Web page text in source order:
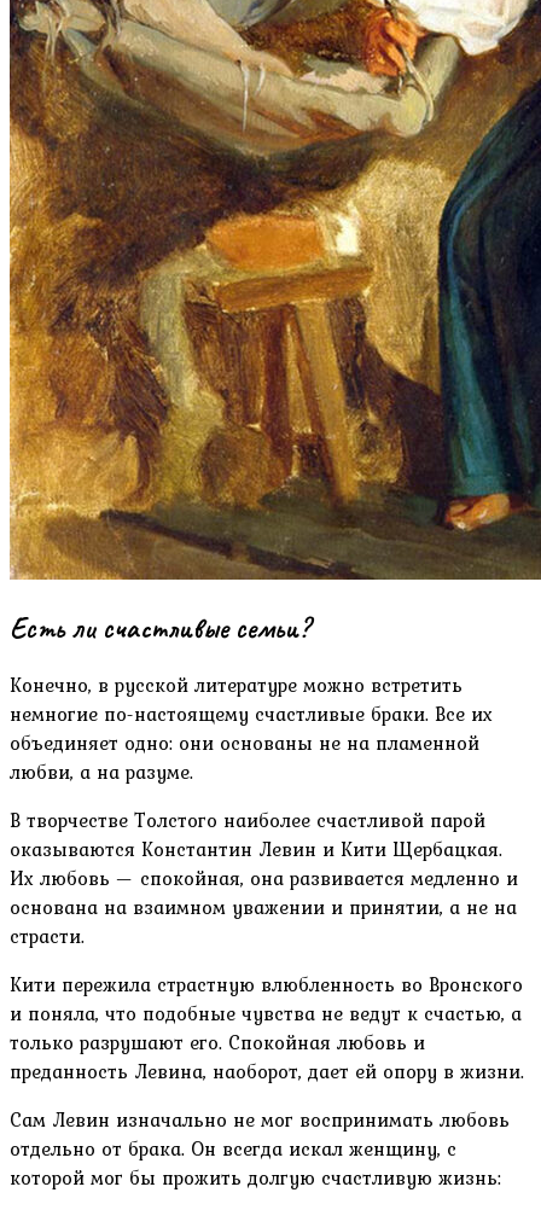
Есть ли счастливые семьи?
Конечно, в русской литературе можно встретить
немногие по-настоящему счастливые браки. Все их
объединяет одно: они основаны не на пламенной
любви, а на разуме.
В творчестве Толстого наиболее счастливой парой
оказываются Константин Левин и Кити Щербацкая.
Их любовь — спокойная, она развивается медленно и
основана на взаимном уважении и принятии, а не на
страсти.
Кити пережила страстную влюбленность во Вронского
и поняла, что подобные чувства не ведут к счастью, а
только разрушают его. Спокойная любовь и
преданность Левина, наоборот, дает ей опору в жизни.
Сам Левин изначально не мог воспринимать любовь
отдельно от брака. Он всегда искал женщину, с
которой мог бы прожить долгую счастливую жизнь: